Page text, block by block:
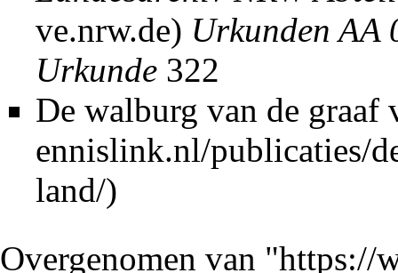
Urkunden AA
Urkunde 322
De walburg van de graaf
Overgenomen van "https://